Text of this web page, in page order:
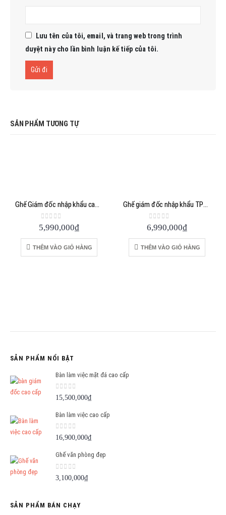
Lưu tên của tôi, email, và trang web trong trình
duyệt này cho lần bình luận kế tiếp của tôi.
SẢN PHẨM TƯƠNG TỰ
Ghế Giám đốc nhập khẩu cao cấp tại TPHCM
0 out of 5
5,990,000₫
THÊM VÀO GIỎ HÀNG
Ghế giám đốc nhập khẩu TPHCM
0 out of 5
6,990,000₫
THÊM VÀO GIỎ HÀNG
SẢN PHẨM NỔI BẬT
Bàn làm việc mặt đá cao cấp
0 out of 5
15,500,000₫
Bàn làm việc cao cấp
0out of 5
16,900,000₫
Ghế văn phòng đẹp
0 out of 5
3,100,000₫
SẢN PHẨM BÁN CHẠY